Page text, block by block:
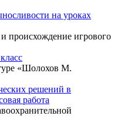
на уроках
происхождение игрового
«Шолохов М.
решений в
работа